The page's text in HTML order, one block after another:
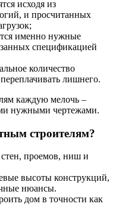
исходя из
и просчитанных
именно нужные
спецификацией
количество
лишнего.
каждую мелочь –
нужными чертежами.
строителям?
проемов, ниш и
высоты конструкций,
нюансы.
дом в точности как